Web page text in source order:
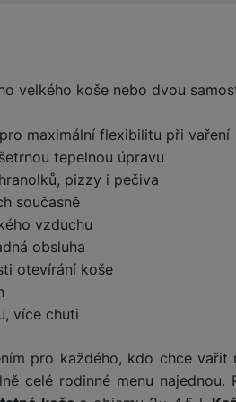
velkého koše nebo dvou
maximální flexibilitu při vaření
tepelnou úpravu
pizzy i pečiva
současně
vzduchu
obsluha
otevírání koše
více chuti
pro každého, kdo chce vařit
celé rodinné menu najednou.